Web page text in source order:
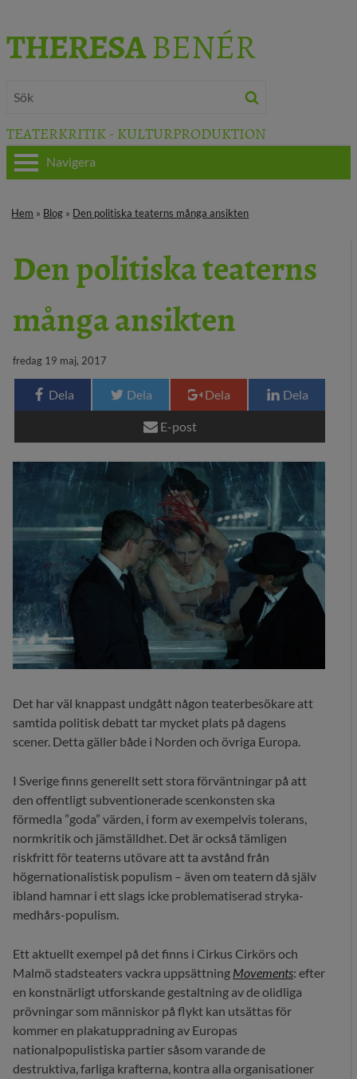
THERESABENÉR
TEATERKRITIK - KULTURPRODUKTION
TEATERKRITIK
KULTURJOURNALISTIK
BÖCKER & FILM
29 MEDIA
Navigera
Hem » Blog » Den politiska teaterns många ansikten
Den politiska teaterns
många ansikten
fredag 19 maj, 2017
Dela Dela Dela Dela
E-post
Det har väl knappast undgått någon teaterbesökare att
samtida politisk debatt tar mycket plats på dagens
scener. Detta gäller både i Norden och övriga Europa.
I Sverige finns generellt sett stora förväntningar på att
den offentligt subventionerade scenkonsten ska
förmedla ”goda” värden, i form av exempelvis tolerans,
normkritik och jämställdhet. Det är också tämligen
riskfritt för teaterns utövare att ta avstånd från
högernationalistisk populism – även om teatern då själv
ibland hamnar i ett slags icke problematiserad stryka-
medhårs-populism.
Ett aktuellt exempel på det finns i Cirkus Cirkörs och
Malmö stadsteaters vackra uppsättning Movements: efter
en konstnärligt utforskande gestaltning av de olidliga
prövningar som människor på flykt kan utsättas för
kommer en plakatuppradning av Europas
nationalpopulistiska partier såsom varande de
destruktiva, farliga krafterna, kontra alla organisationer